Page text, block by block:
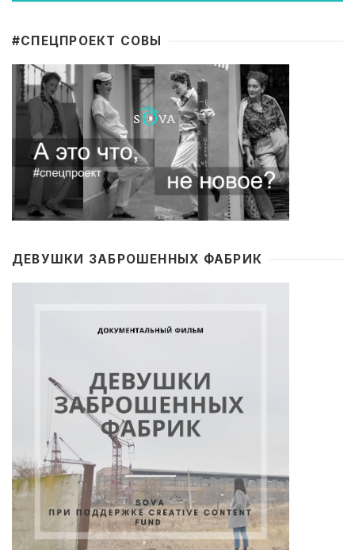
#CПЕЦПРОЕКТ СОВЫ
ДЕВУШКИ ЗАБРОШЕННЫХ ФАБРИК